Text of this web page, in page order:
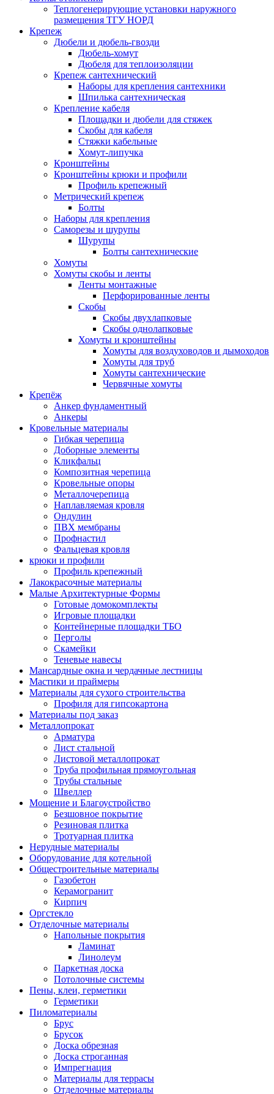
Теплогенерирующие установки наружного
размещения ТГУ НОРД
Крепеж
Дюбели и дюбель-гвозди
Дюбель-хомут
Дюбеля для теплоизоляции
Крепеж сантехнический
Наборы для крепления сантехники
Шпилька сантехническая
Крепление кабеля
Площадки и дюбели для стяжек
Скобы для кабеля
Стяжки кабельные
Хомут-липучка
Кронштейны
Кронштейны крюки и профили
Профиль крепежный
Метрический крепеж
Болты
Наборы для крепления
Саморезы и шурупы
Шурупы
Болты сантехнические
Хомуты
Хомуты скобы и ленты
Ленты монтажные
Перфорированные ленты
Скобы
Скобы двухлапковые
Скобы однолапковые
Хомуты и кронштейны
Хомуты для воздуховодов и дымоходов
Хомуты для труб
Хомуты сантехнические
Червячные хомуты
Крепёж
Анкер фундаментный
Анкеры
Кровельные материалы
Гибкая черепица
Доборные элементы
Кликфальц
Композитная черепица
Кровельные опоры
Металлочерепица
Наплавляемая кровля
Ондулин
ПВХ мембраны
Профнастил
Фальцевая кровля
крюки и профили
Профиль крепежный
Лакокрасочные материалы
Малые Архитектурные Формы
Готовые домокомплекты
Игровые площадки
Контейнерные площадки ТБО
Перголы
Скамейки
Теневые навесы
Мансардные окна и чердачные лестницы
Мастики и праймеры
Материалы для сухого строительства
Профиля для гипсокартона
Материалы под заказ
Металлопрокат
Арматура
Лист стальной
Листовой металлопрокат
Труба профильная прямоугольная
Трубы стальные
Швеллер
Мощение и Благоустройство
Безшовное покрытие
Резиновая плитка
Тротуарная плитка
Нерудные материалы
Оборудование для котельной
Общестроительные материалы
Газобетон
Керамогранит
Кирпич
Оргстекло
Отделочные материалы
Напольные покрытия
Ламинат
Линолеум
Паркетная доска
Потолочные системы
Пены, клеи, герметики
Герметики
Пиломатериалы
Брус
Брусок
Доска обрезная
Доска строганная
Импрегнация
Материалы для террасы
Отделочные материалы